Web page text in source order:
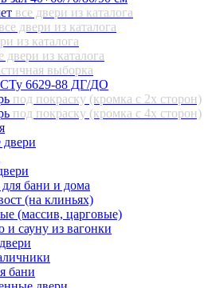
все двери из каталога
все двери из каталога
из каталога
двери из каталога
выборка
6629-88 ДГ/ДО
под покраску (кромка с 2х сторон)
под покраску (кромка с 4х сторон)
бани и дома
(на клиньях)
(массив, царговые)
и сауну из вагонки
бани